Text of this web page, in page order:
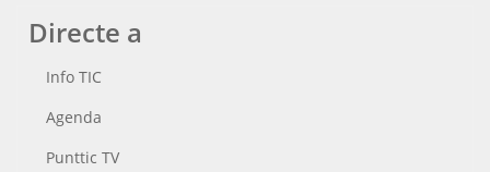
Directe a
Info TIC
Agenda
Punttic TV